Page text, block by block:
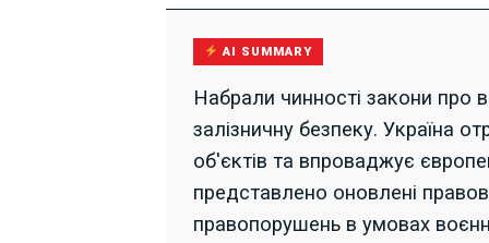
AI SUMMARY
Набрали чинності закони про
залізничну безпеку. Україна
об'єктів та впроваджує
представлено оновлені
правопорушень в умовах